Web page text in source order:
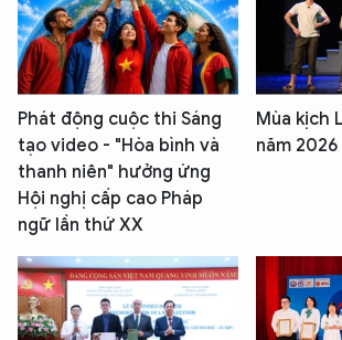
Phát động cuộc thi Sáng
tạo video - "Hòa bình và
thanh niên" hưởng ứng
Hội nghị cấp cao Pháp
ngữ lần thứ XX
Mùa kịch
năm 2026